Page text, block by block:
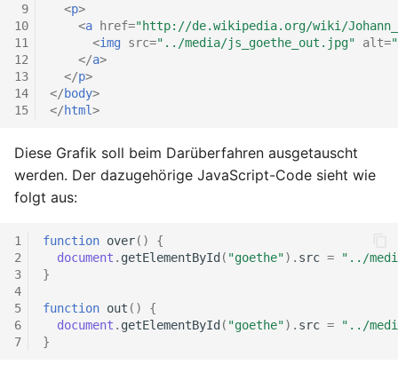
4.2.14 Selbsttest zu HTML-
Dokument erstellen
4.3 HTML-Formulare
4.3.1 Formulare erstellen
4.3.2 Eingabefelder input
4.3.3 Attribute für das
input-Element
4.3.4 Radio Buttons und
Checkboxen
4.3.5 Eingabebereiche
6.3.4 Listenformatierung
6.3.5 Selbsttest zu
Erweiterung der CSS-
Formatierung
6.4 Positionieren von CSS-
Elementen
6.4.1 Größe von Elementen
6.4.2 Positionierung von
Elementen
6.4.3 Anzeigeoptionen für
Elemente
9
10
11
12
13
14
15
<p>
<a href="http://de.wikipedia.org/wiki/
<img src="../media/js_goethe_out.jpg" alt=
</a>
</p>
</body>
</html>
Diese Grafik soll beim Darüberfahren ausgetauscht
werden. Der dazugehörige JavaScript-Code sieht wie
folgt aus:
1
2
3
4
5
6
7
function over()
{
document . getElementById( "goethe"). src =
"../
}
function out ()
{
document . getElementById( "goethe"). src =
"../
}